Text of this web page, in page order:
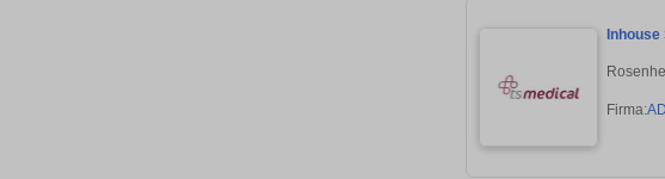
Firma: